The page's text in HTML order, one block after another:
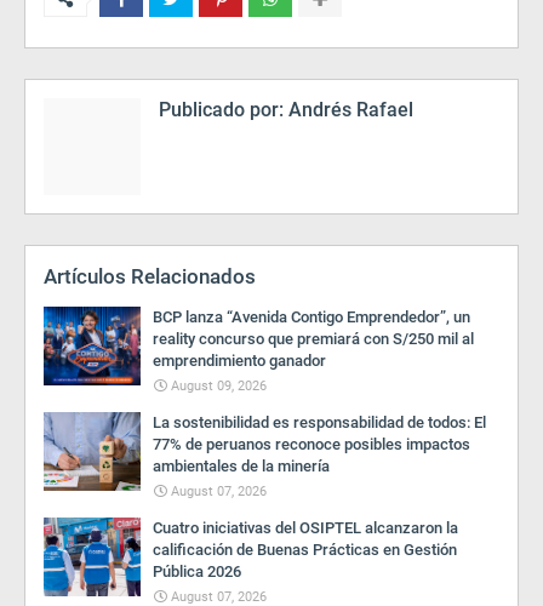
Publicado por: Andrés Rafael
Artículos Relacionados
BCP lanza “Avenida Contigo Emprendedor”, un
reality concurso que premiará con S/250 mil al
emprendimiento ganador
August 09, 2026
La sostenibilidad es responsabilidad de todos: El
77% de peruanos reconoce posibles impactos
ambientales de la minería
August 07, 2026
Cuatro iniciativas del OSIPTEL alcanzaron la
calificación de Buenas Prácticas en Gestión
Pública 2026
August 07, 2026